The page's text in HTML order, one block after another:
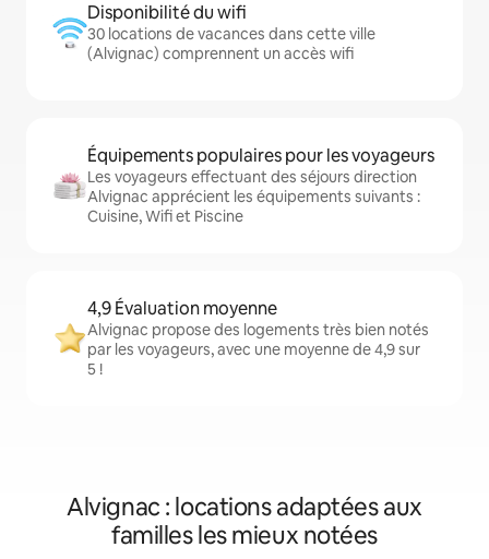
Disponibilité du wifi
30 locations de vacances dans cette ville
(Alvignac) comprennent un accès wifi
Équipements populaires pour les voyageurs
Les voyageurs effectuant des séjours direction
Alvignac apprécient les équipements suivants :
Cuisine, Wifi et Piscine
4,9 Évaluation moyenne
Alvignac propose des logements très bien notés
par les voyageurs, avec une moyenne de 4,9 sur
5 !
Alvignac : locations adaptées aux
familles les mieux notées